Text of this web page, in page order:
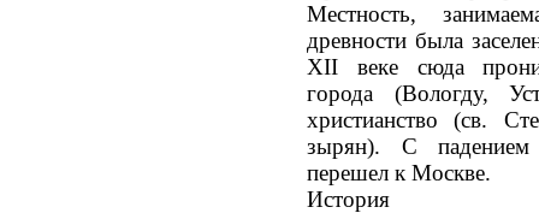
Местность,
древности была
XII веке сюда
города (Вологду,
христианство (св.
зырян). С падением
перешел к Москве.
История